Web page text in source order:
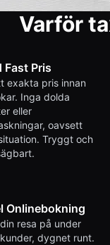
Varför
Fast Pris
exakta pris innan
Inga dolda
eller
oavsett
Tryggt och
Onlinebokning
resa på under
dygnet runt.